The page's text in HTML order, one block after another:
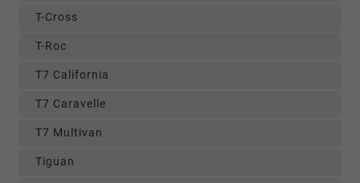
T-Cross
T-Roc
T7 California
T7 Caravelle
T7 Multivan
Tiguan